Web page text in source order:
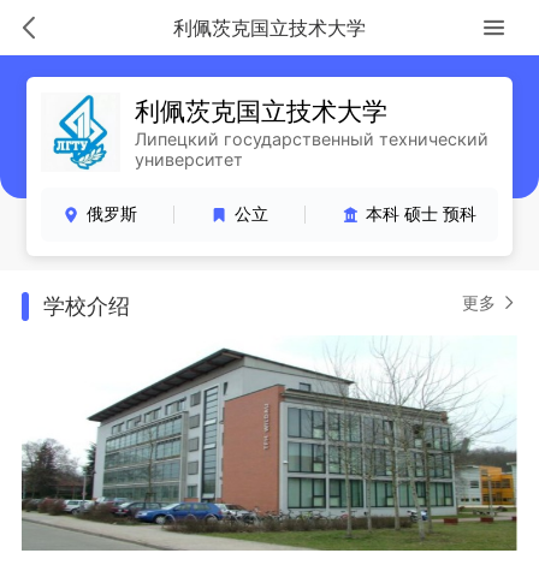
利佩茨克国立技术大学
利佩茨克国立技术大学
Липецкий государственный технический
университет
俄罗斯 公立 本科 硕士 预科
学校介绍 更多